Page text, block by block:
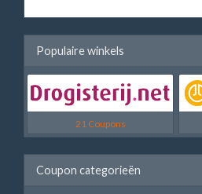
Populaire winkels
21 Coupons
Coupon categorieën